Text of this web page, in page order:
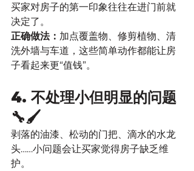
买家对房子的第一印象往往在进门前就
决定了。
正确做法： 加点覆盖物、修剪植物、清
洗外墙与车道，这些简单动作都能让房
子看起来更“值钱”。
4. 不处理小但明显的问题
🔧🖌️
剥落的油漆、松动的门把、滴水的水龙
头……小问题会让买家觉得房子缺乏维
护。